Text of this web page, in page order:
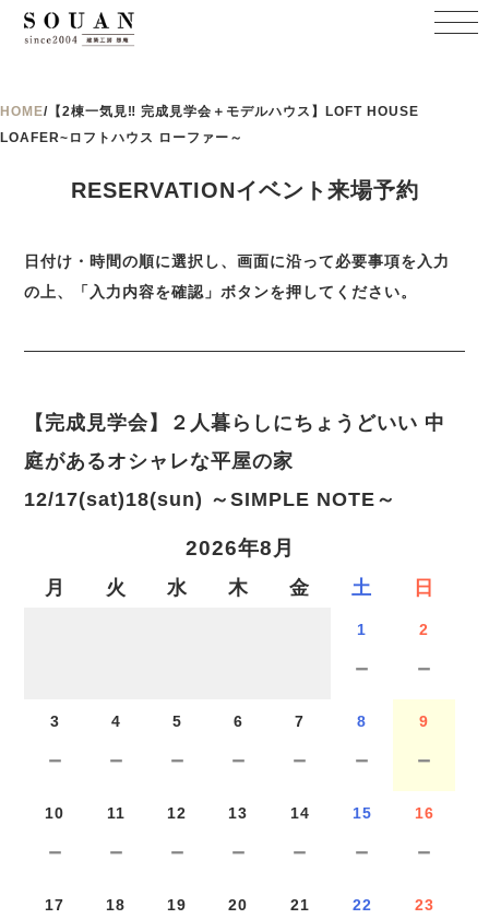
HOME/ 【2棟一気見‼ 完成見学会＋モデルハウス】LOFT HOUSE
LOAFER~ロフトハウス ローファー～
RESERVATIONイベント来場予約
日付け・時間の順に選択し、画面に沿って必要事項を入力
の上、「入力内容を確認」ボタンを押してください。
【完成見学会】２人暮らしにちょうどいい 中
庭があるオシャレな平屋の家
12/17(sat)18(sun) ～SIMPLE NOTE～
2026年8月
月 火 水 木 金 土 日
1
－
2
－
3
－
4
－
5
－
6
－
7
－
8
－
9
－
10
－
11
－
12
－
13
－
14
－
15
－
16
－
17 18 19 20 21 22 23